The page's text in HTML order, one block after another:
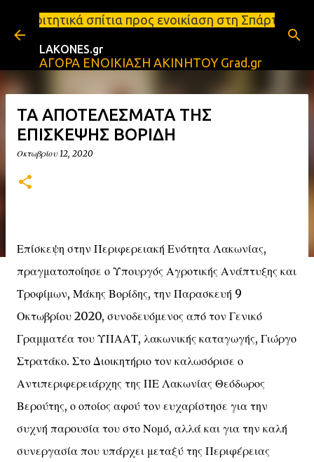
Μετάβαση στο κύριο περιεχόμενο
προς ενοικίαση στη Σπάρτη Ενοικιάσεις
LAKONES.gr
ΑΓΟΡΑ ΕΝΟΙΚΙΑΣΗ ΑΚΙΝΗΤΟΥ Grad.gr
ΤΑ ΑΠΟΤΕΛΕΣΜΑΤΑ ΤΗΣ
ΕΠΙΣΚΕΨΗΣ ΒΟΡΙΔΗ
Οκτωβρίου 12, 2020
Επίσκεψη στην Περιφερειακή Ενότητα Λακωνίας,
πραγματοποίησε ο Υπουργός Αγροτικής Ανάπτυξης και
Τροφίμων, Μάκης Βορίδης, την Παρασκευή 9
Οκτωβρίου 2020, συνοδευόμενος από τον Γενικό
Γραμματέα του ΥΠΑΑΤ, λακωνικής καταγωγής, Γιώργο
Στρατάκο. Στο Διοικητήριο τον καλωσόρισε ο
Αντιπεριφερειάρχης της ΠΕ Λακωνίας Θεόδωρος
Βερούτης, ο οποίος αφού τον ευχαρίστησε για την
συχνή παρουσία του στο Νομό, αλλά και για την καλή
συνεργασία που υπάρχει μεταξύ της Περιφέρειας